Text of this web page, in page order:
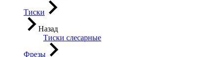
Тиски
Назад
Тиски слесарные
Фрезы